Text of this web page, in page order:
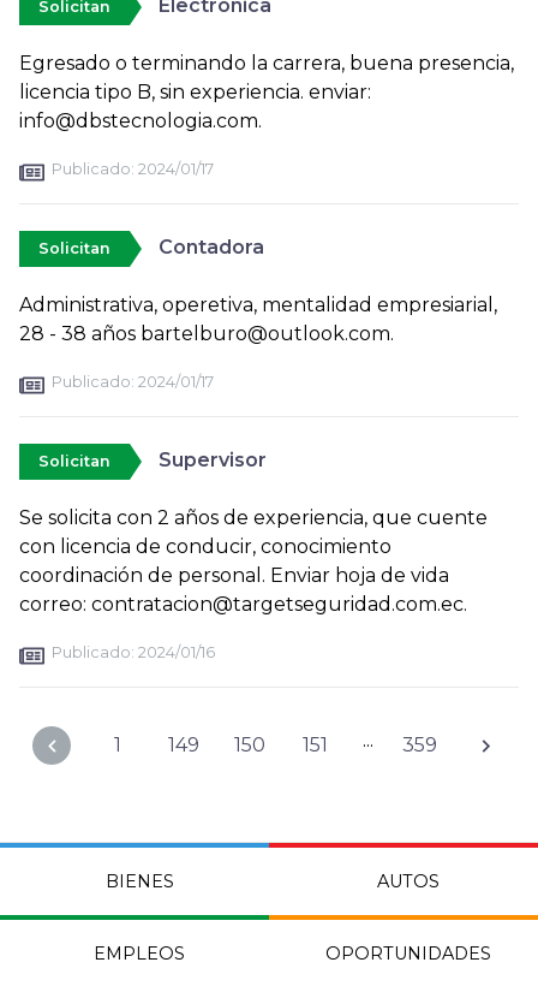
Solicitan Electrónica
Egresado o terminando la carrera, buena presencia,
licencia tipo B, sin experiencia. enviar:
info@dbstecnologia.com.
Publicado: 2024/01/17
Solicitan Contadora
Administrativa, operetiva, mentalidad empresiarial,
28 - 38 años bartelburo@outlook.com.
Publicado: 2024/01/17
Solicitan Supervisor
Se solicita con 2 años de experiencia, que cuente
con licencia de conducir, conocimiento
coordinación de personal. Enviar hoja de vida
correo: contratacion@targetseguridad.com.ec.
Publicado: 2024/01/16
1 149 150 151 ... 359
BIENES AUTOS
EMPLEOS OPORTUNIDADES